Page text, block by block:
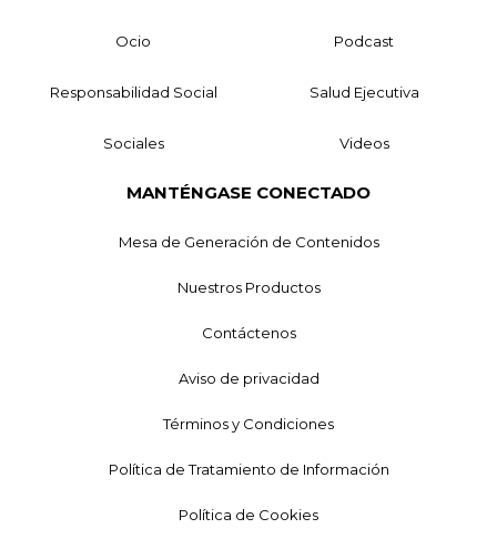
Ocio Podcast
Responsabilidad Social Salud Ejecutiva
Sociales Videos
MANTÉNGASE CONECTADO
Mesa de Generación de Contenidos
Nuestros Productos
Contáctenos
Aviso de privacidad
Términos y Condiciones
Política de Tratamiento de Información
Política de Cookies